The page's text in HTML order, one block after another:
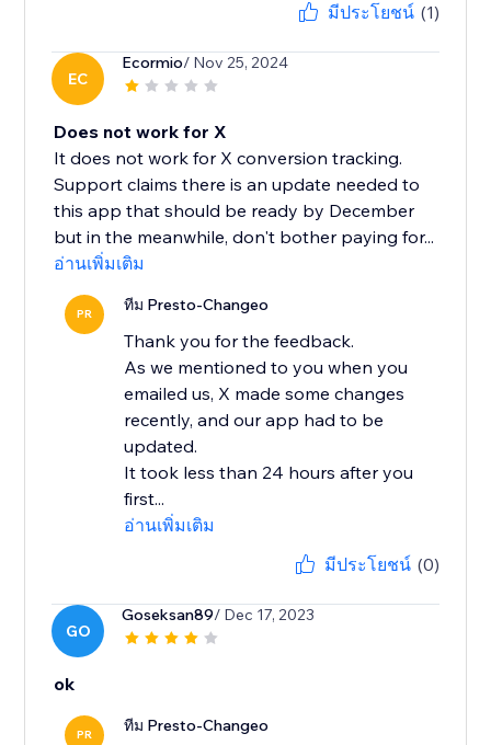
มีประโยชน์ (1)
EC
Ecormio/ Nov 25, 2024
Does not work for X
It does not work for X conversion tracking.
Support claims there is an update needed to
this app that should be ready by December
but in the meanwhile, don't bother paying for...
อ่านเพิ่มเติม
PR ทีม Presto-Changeo
Thank you for the feedback.
As we mentioned to you when you
emailed us, X made some changes
recently, and our app had to be
updated.
It took less than 24 hours after you
first...
อ่านเพิ่มเติม
มีประโยชน์ (0)
GO
Goseksan89/ Dec 17, 2023
ok
PR ทีม Presto-Changeo